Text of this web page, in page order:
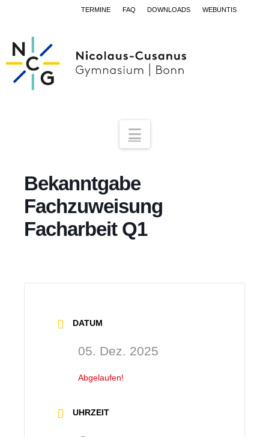
TERMINE FAQ DOWNLOADS WEBUNTIS
Navigation
Bekanntgabe
Fachzuweisung
Facharbeit Q1
DATUM
05. Dez. 2025
Abgelaufen!
UHRZEIT